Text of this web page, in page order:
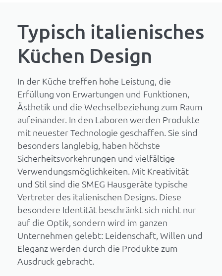
Typisch italienisches
Küchen Design
In der Küche treffen hohe Leistung, die
Erfüllung von Erwartungen und Funktionen,
Ästhetik und die Wechselbeziehung zum Raum
aufeinander. In den Laboren werden Produkte
mit neuester Technologie geschaffen. Sie sind
besonders langlebig, haben höchste
Sicherheitsvorkehrungen und vielfältige
Verwendungsmöglichkeiten. Mit Kreativität
und Stil sind die SMEG Hausgeräte typische
Vertreter des italienischen Designs. Diese
besondere Identität beschränkt sich nicht nur
auf die Optik, sondern wird im ganzen
Unternehmen gelebt: Leidenschaft, Willen und
Eleganz werden durch die Produkte zum
Ausdruck gebracht.